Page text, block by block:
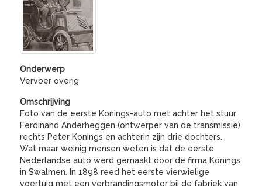
Vervoer overig
Foto van de eerste Konings-auto met achter het stuur
Ferdinand Anderheggen (ontwerper van de transmissie)
rechts Peter Konings en achterin zijn drie dochters.
Wat maar weinig mensen weten is dat de eerste
Nederlandse auto werd gemaakt door de firma Konings
in Swalmen. In 1898 reed het eerste vierwielige
voertuig met een verbrandingsmotor bij de fabriek van